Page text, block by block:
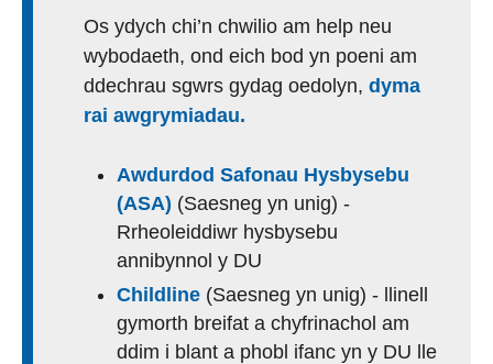
Os ydych chi’n chwilio am help neu
wybodaeth, ond eich bod yn poeni am
ddechrau sgwrs gydag oedolyn, dyma
rai awgrymiadau.
Awdurdod Safonau Hysbysebu
(ASA) (Saesneg yn unig) -
Rrheoleiddiwr hysbysebu
annibynnol y DU
Childline (Saesneg yn unig) - llinell
gymorth breifat a chyfrinachol am
ddim i blant a phobl ifanc yn y DU lle